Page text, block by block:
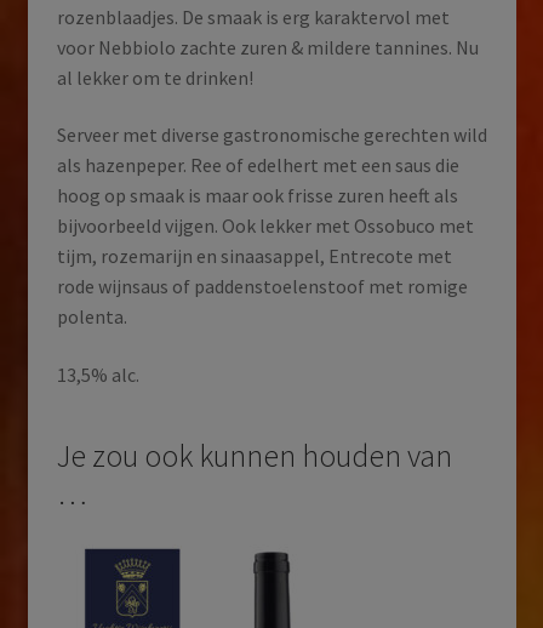
rozenblaadjes. De smaak is erg karaktervol met
voor Nebbiolo zachte zuren & mildere tannines. Nu
al lekker om te drinken!
Serveer met diverse gastronomische gerechten wild
als hazenpeper. Ree of edelhert met een saus die
hoog op smaak is maar ook frisse zuren heeft als
bijvoorbeeld vijgen. Ook lekker met Ossobuco met
tijm, rozemarijn en sinaasappel, Entrecote met
rode wijnsaus of paddenstoelenstoof met romige
polenta.
13,5% alc.
Je zou ook kunnen houden van
…